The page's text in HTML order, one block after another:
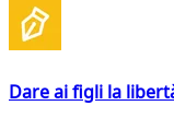
Dare ai figli la